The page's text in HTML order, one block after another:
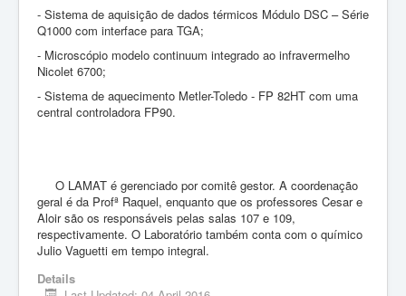
- Sistema de aquisição de dados térmicos Módulo DSC – Série
Q1000 com interface para TGA;
- Microscópio modelo continuum integrado ao infravermelho
Nicolet 6700;
- Sistema de aquecimento Metler-Toledo - FP 82HT com uma
central controladora FP90.
O LAMAT é gerenciado por comitê gestor. A coordenação
geral é da Profª Raquel, enquanto que os professores Cesar e
Aloir são os responsáveis pelas salas 107 e 109,
respectivamente. O Laboratório também conta com o químico
Julio Vaguetti em tempo integral.
Details